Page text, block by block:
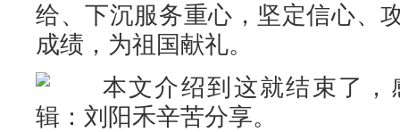
给、下沉服务重心，坚定信心、
成绩，为祖国献礼。
本文介绍到这就结束了，
辑：刘阳禾辛苦分享。